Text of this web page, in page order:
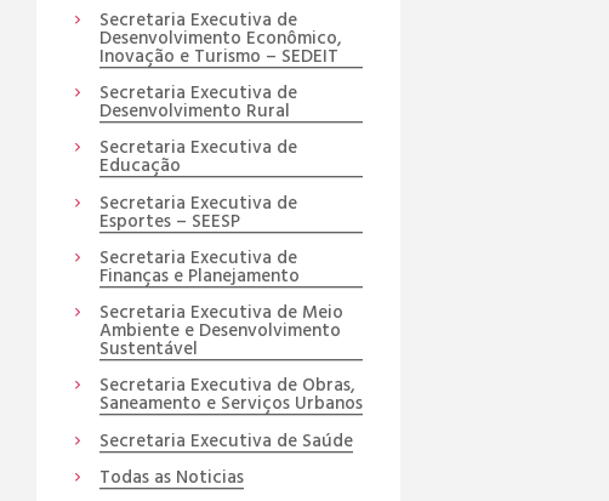
Secretaria Executiva de
Desenvolvimento Econômico,
Inovação e Turismo – SEDEIT
Secretaria Executiva de
Desenvolvimento Rural
Secretaria Executiva de
Educação
Secretaria Executiva de
Esportes – SEESP
Secretaria Executiva de
Finanças e Planejamento
Secretaria Executiva de Meio
Ambiente e Desenvolvimento
Sustentável
Secretaria Executiva de Obras,
Saneamento e Serviços Urbanos
Secretaria Executiva de Saúde
Todas as Noticias